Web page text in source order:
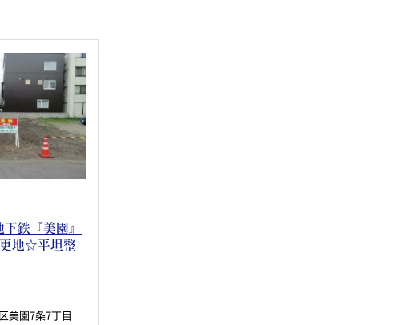
鉄『美園』
地☆平坦整
美園7条7丁目